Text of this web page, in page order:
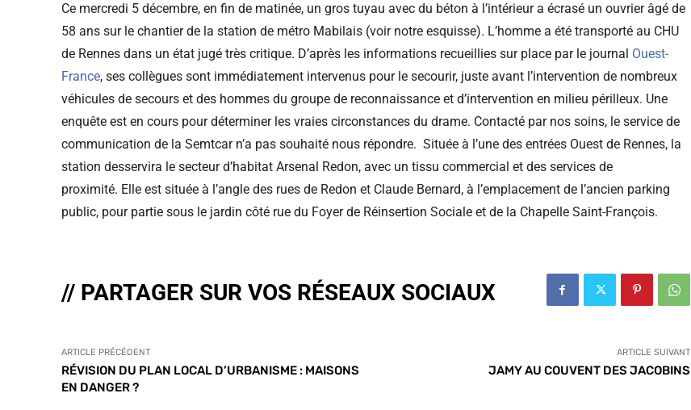
Ce mercredi 5 décembre, en fin de matinée, un gros tuyau avec du béton à l’intérieur a écrasé un ouvrier âgé de
58 ans sur le chantier de la station de métro Mabilais (voir notre esquisse). L’homme a été transporté au CHU
de Rennes dans un état jugé très critique. D’après les informations recueillies sur place par le journal Ouest-
France, ses collègues sont immédiatement intervenus pour le secourir, juste avant l’intervention de nombreux
véhicules de secours et des hommes du groupe de reconnaissance et d’intervention en milieu périlleux. Une
enquête est en cours pour déterminer les vraies circonstances du drame. Contacté par nos soins, le service de
communication de la Semtcar n’a pas souhaité nous répondre. Située à l’une des entrées Ouest de Rennes, la
station desservira le secteur d’habitat Arsenal Redon, avec un tissu commercial et des services de
proximité. Elle est située à l’angle des rues de Redon et Claude Bernard, à l’emplacement de l’ancien parking
public, pour partie sous le jardin côté rue du Foyer de Réinsertion Sociale et de la Chapelle Saint-François.
// PARTAGER SUR VOS RÉSEAUX SOCIAUX
ARTICLE PRÉCÉDENT
RÉVISION DU PLAN LOCAL D’URBANISME : MAISONS
EN DANGER ?
ARTICLE SUIVANT
JAMY AU COUVENT DES JACOBINS